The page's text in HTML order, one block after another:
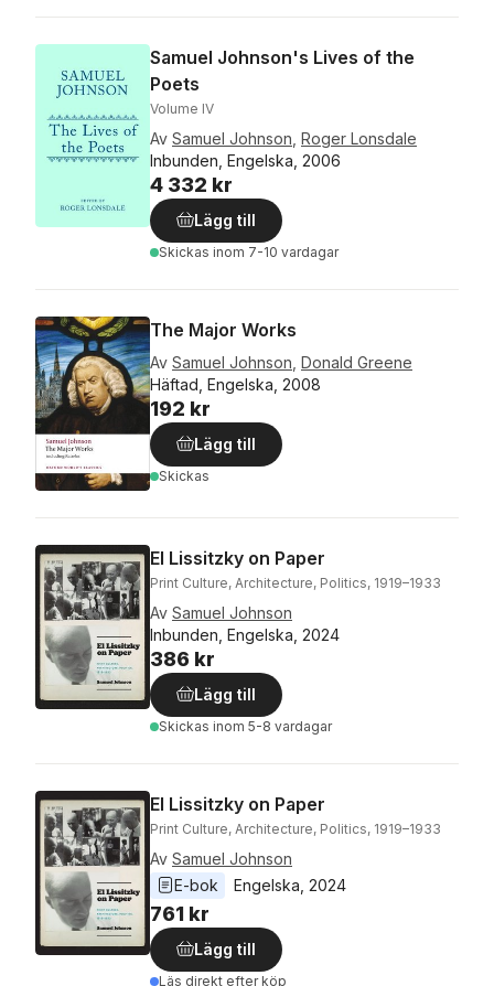
Samuel Johnson's Lives of the
Poets
Volume IV
Av Samuel Johnson Roger Lonsdale
Inbunden, Engelska, 2006
4 332 kr
Lägg till
Skickas inom 7-10 vardagar
The Major Works
Av Samuel Johnson Donald Greene
Häftad, Engelska, 2008
192 kr
Lägg till
Skickas
El Lissitzky on Paper
Print Culture, Architecture, Politics, 1919–1933
Av Samuel Johnson
Inbunden, Engelska, 2024
386 kr
Lägg till
Skickas inom 5-8 vardagar
El Lissitzky on Paper
Print Culture, Architecture, Politics, 1919–1933
Av Samuel Johnson
E-bok
Engelska 2024
761 kr
Lägg till
Läs direkt efter köp